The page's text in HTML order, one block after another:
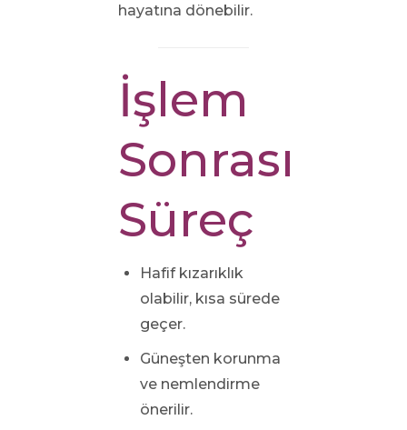
hayatına dönebilir.
İşlem
Sonrası
Süreç
Hafif kızarıklık
olabilir, kısa sürede
geçer.
Güneşten korunma
ve nemlendirme
önerilir.